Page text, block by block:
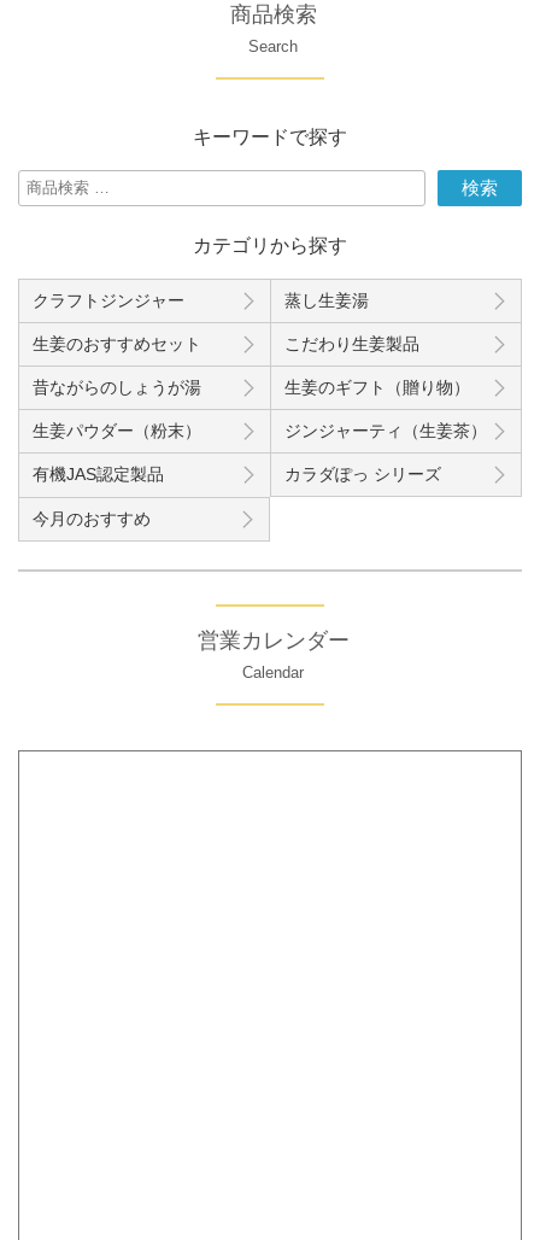
商品検索
Search
キーワードで探す
検
索
検索
カテゴリから探す
クラフトジンジャー 蒸し生姜湯
生姜のおすすめセット こだわり生姜製品
昔ながらのしょうが湯 生姜のギフト（贈り物）
生姜パウダー（粉末） ジンジャーティ（生姜茶）
有機JAS認定製品 カラダぽっ シリーズ
今月のおすすめ
営業カレンダー
Calendar